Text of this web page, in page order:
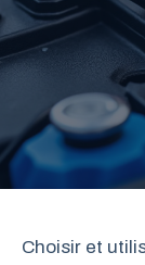
Choisir et